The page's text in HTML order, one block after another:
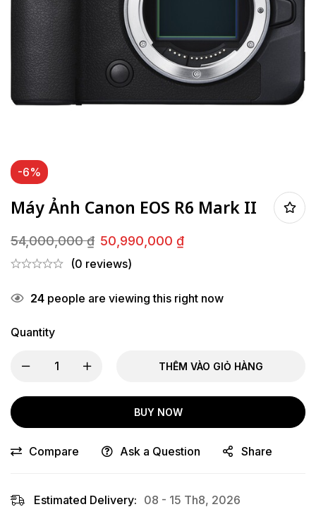
-6%
Máy Ảnh Canon EOS R6 Mark II
54,000,000₫
Giá
gốc
54,000,000 ₫.
50,990,000 ₫
Giá
hiện
là:
(0 reviews)
24 people are viewing this right now
Quantity
THÊM VÀO GIỎ HÀNG
BUY NOW
Compare Ask a Question Share
Estimated Delivery: 08 - 15 Th8, 2026